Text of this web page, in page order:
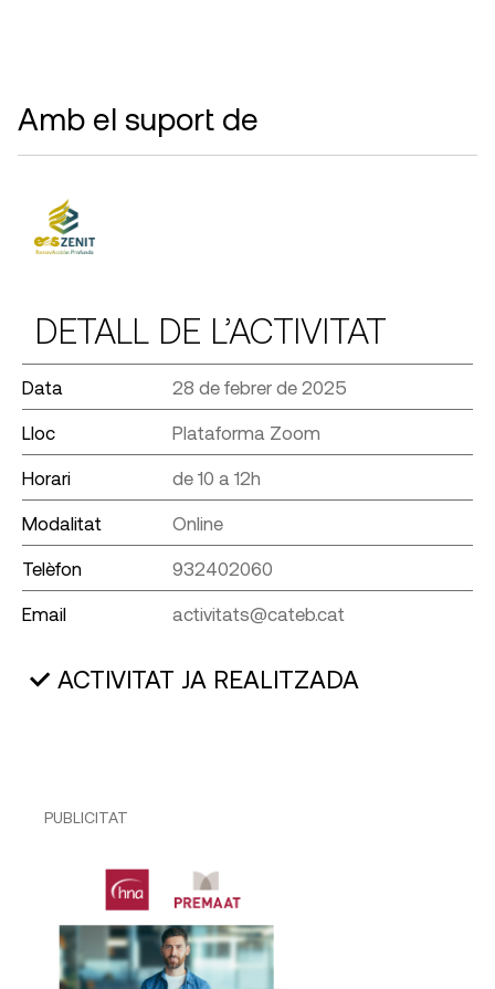
Amb el suport de
DETALL DE L’ACTIVITAT
Data 28 de febrer de 2025
Lloc Plataforma Zoom
Horari de 10 a 12h
Modalitat Online
Telèfon 932402060
Email activitats@cateb.cat
ACTIVITAT JA REALITZADA
PUBLICITAT